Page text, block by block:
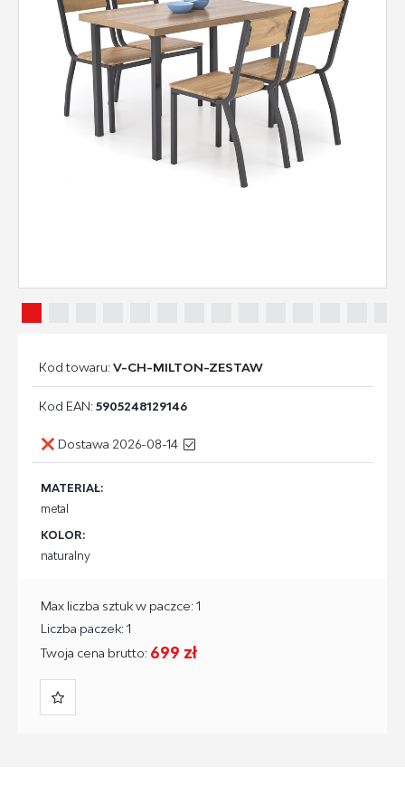
Kod towaru:V-CH-MILTON-ZESTAW
Kod EAN:5905248129146
Dostawa 2026-08-14
MATERIAŁ:
metal
KOLOR:
naturalny
Twoja cena brutto: 699 zł
Max liczba sztuk w paczce: 1
Liczba paczek: 1